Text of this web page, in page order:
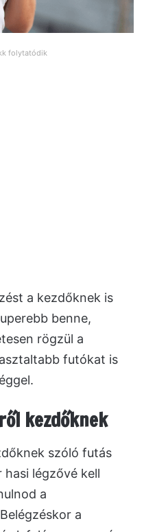
folytatódik
a kezdőknek is
benne,
rögzül a
futókat is
kezdőknek
szóló futás
légzővé kell
a
a